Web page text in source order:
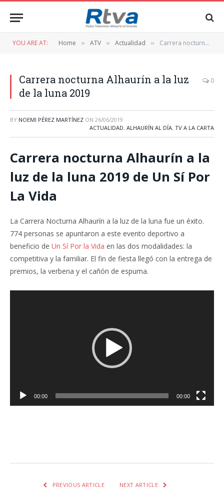
YOU ARE AT: Home » ATV » Actualidad » Carrera nocturna Alhaurín a la luz de la luna 2019
Carrera nocturna Alhaurín a la luz
de la luna 2019
0
BY NOEMI PÉREZ MARTÍNEZ ON 26/06/2019
ACTUALIDAD, ALHAURÍN AL DÍA, TV A LA CARTA
Carrera nocturna Alhaurín a la
luz de la luna 2019 de Un Sí Por
La Vida
La Carrera Nocturna Alhaurín a la luz de la luna fue un éxito.
774 personas se apuntaron a este evento deportivo a
beneficio de Un Sí Por la Vida en las dos modalidades: la
competitiva y la familiar. El fin de fiesta llegó con la entrega de
premios, la verbena y el cañón de espuma.
00:00 00:00
PREVIOUS ARTICLE NEXT ARTICLE